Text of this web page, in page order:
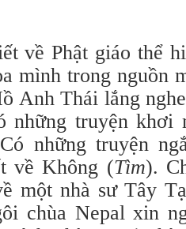
về Phật giáo thể
mình trong nguồn
Anh Thái lắng
những truyện
những truyện
về Không (Tìm).
một nhà sư Tây
chùa Nepal xin